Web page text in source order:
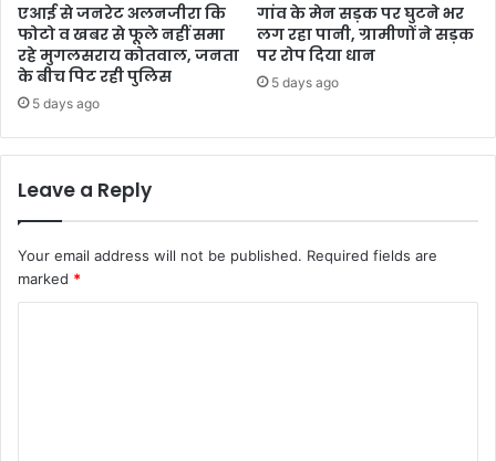
एआई से जनरेट अलनजीरा कि
फोटो व खबर से फूले नहीं समा
रहे मुगलसराय कोतवाल, जनता
के बीच पिट रही पुलिस
5 days ago
गांव के मेन सड़क पर घुटने भर
लग रहा पानी, ग्रामीणों ने सड़क
पर रोप दिया धान
5 days ago
Leave a Reply
Your email address will not be published. Required fields are
marked *